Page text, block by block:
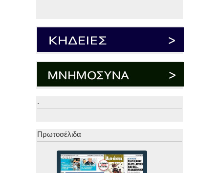
.
.
Πρωτοσέλιδα